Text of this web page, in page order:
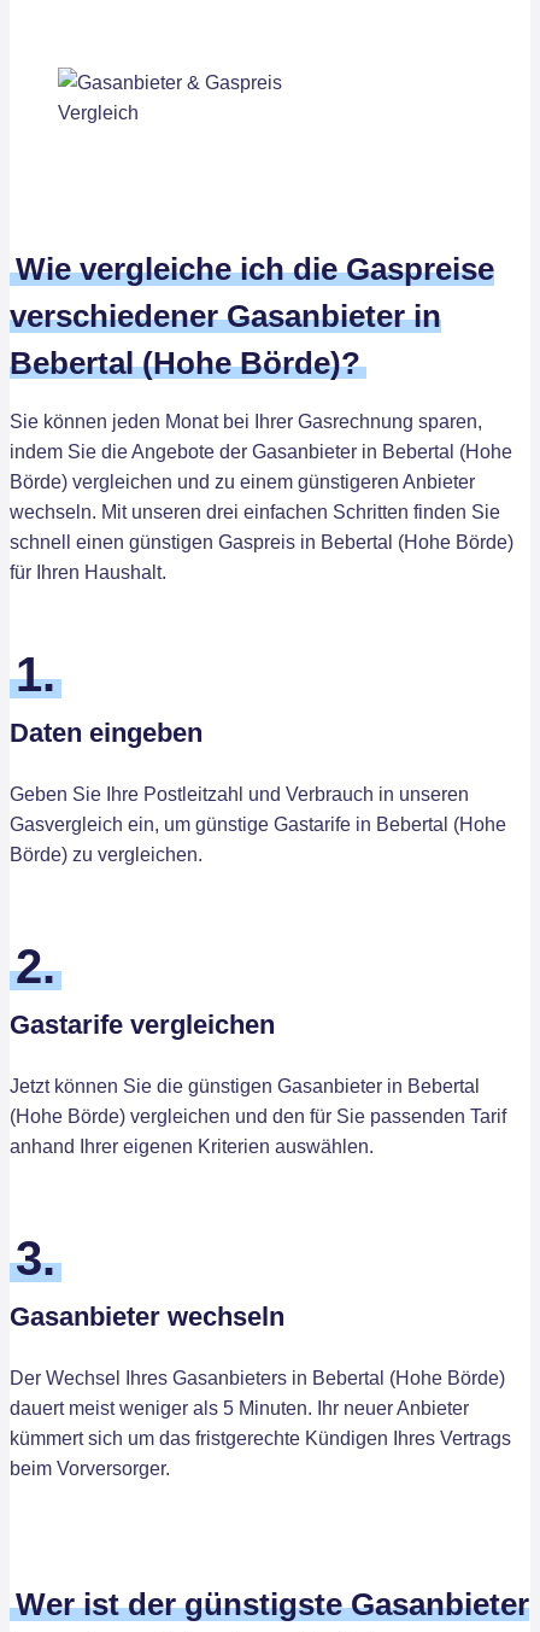
Wie vergleiche ich die Gaspreise
verschiedener Gasanbieter in
Bebertal (Hohe Börde)?
Sie können jeden Monat bei Ihrer Gasrechnung sparen,
indem Sie die Angebote der Gasanbieter in Bebertal (Hohe
Börde) vergleichen und zu einem günstigeren Anbieter
wechseln. Mit unseren drei einfachen Schritten finden Sie
schnell einen günstigen Gaspreis in Bebertal (Hohe Börde)
für Ihren Haushalt.
1.
Daten eingeben
Geben Sie Ihre Postleitzahl und Verbrauch in unseren
Gasvergleich ein, um günstige Gastarife in Bebertal (Hohe
Börde) zu vergleichen.
2.
Gastarife vergleichen
Jetzt können Sie die günstigen Gasanbieter in Bebertal
(Hohe Börde) vergleichen und den für Sie passenden Tarif
anhand Ihrer eigenen Kriterien auswählen.
3.
Gasanbieter wechseln
Der Wechsel Ihres Gasanbieters in Bebertal (Hohe Börde)
dauert meist weniger als 5 Minuten. Ihr neuer Anbieter
kümmert sich um das fristgerechte Kündigen Ihres Vertrags
beim Vorversorger.
Wer ist der günstigste Gasanbieter